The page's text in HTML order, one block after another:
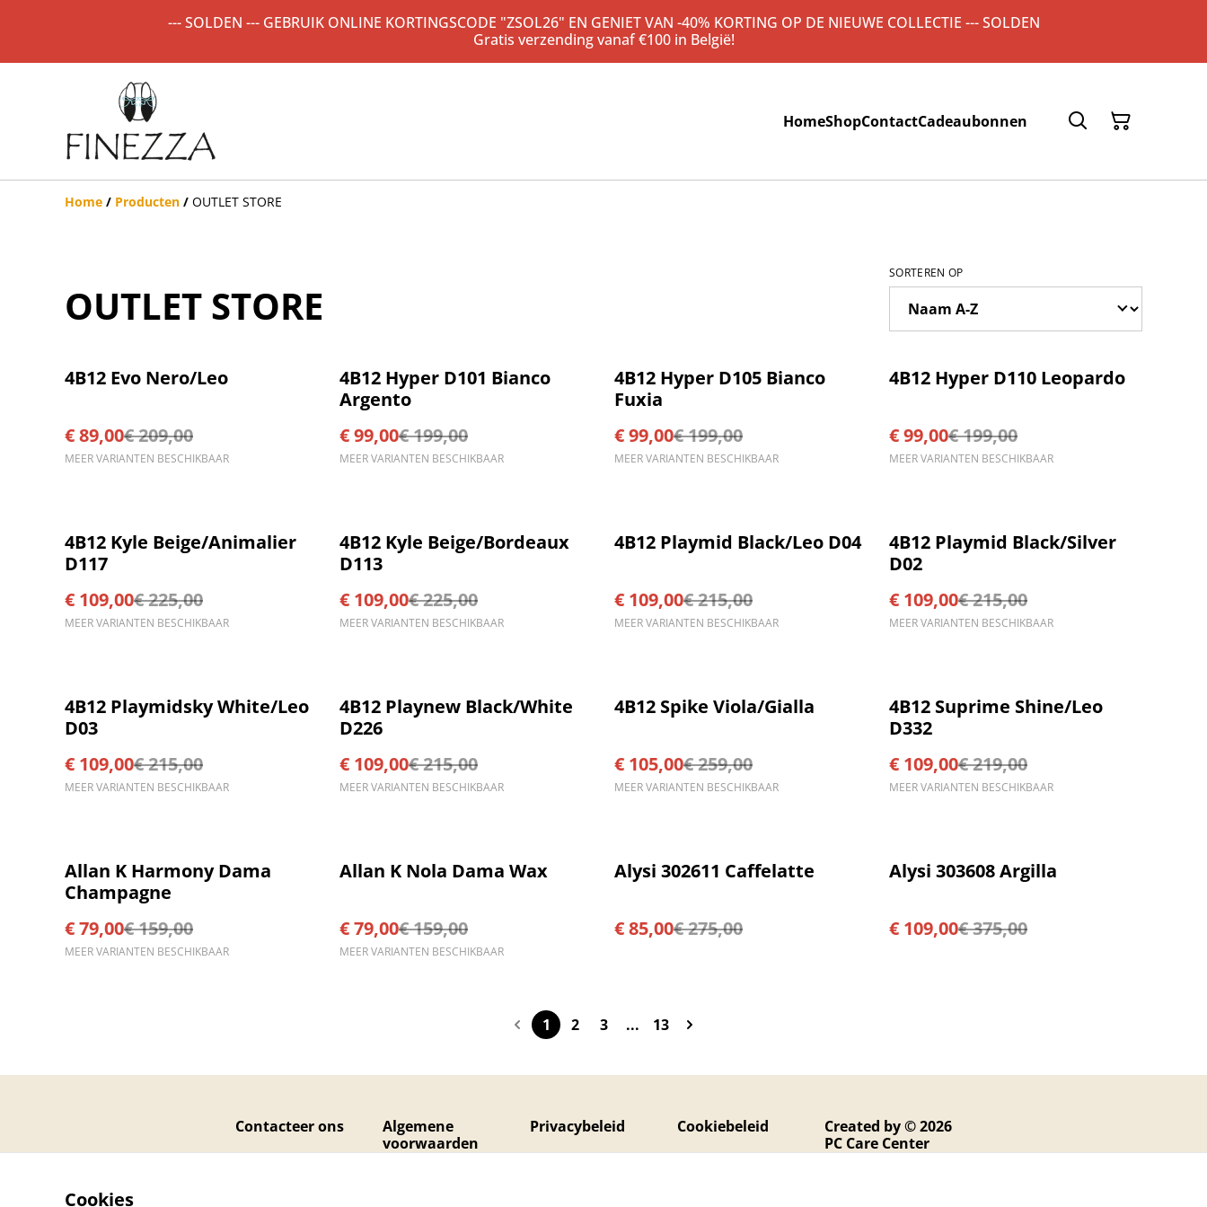
--- SOLDEN --- GEBRUIK ONLINE KORTINGSCODE "ZSOL26" EN GENIET VAN -40% KORTING OP DE NIEUWE COLLECTIE --- SOLDEN
Gratis verzending vanaf €100 in België!
HomeShopContactCadeaubonnen
Home / Producten / OUTLET STORE
OUTLET STORE
SORTEREN OP
%
4B12 Evo Nero/Leo
€ 89,00€ 209,00
MEER VARIANTEN BESCHIKBAAR
%
4B12 Hyper D101 Bianco
Argento
€ 99,00€ 199,00
MEER VARIANTEN BESCHIKBAAR
%
4B12 Hyper D105 Bianco
Fuxia
€ 99,00€ 199,00
MEER VARIANTEN BESCHIKBAAR
%
4B12 Hyper D110 Leopardo
€ 99,00€ 199,00
MEER VARIANTEN BESCHIKBAAR
%
4B12 Kyle Beige/Animalier
D117
€ 109,00€ 225,00
MEER VARIANTEN BESCHIKBAAR
%
4B12 Kyle Beige/Bordeaux
D113
€ 109,00€ 225,00
MEER VARIANTEN BESCHIKBAAR
%
4B12 Playmid Black/Leo D04
€ 109,00€ 215,00
MEER VARIANTEN BESCHIKBAAR
%
4B12 Playmid Black/Silver
D02
€ 109,00€ 215,00
MEER VARIANTEN BESCHIKBAAR
%
4B12 Playmidsky White/Leo
D03
€ 109,00€ 215,00
MEER VARIANTEN BESCHIKBAAR
%
4B12 Playnew Black/White
D226
€ 109,00€ 215,00
MEER VARIANTEN BESCHIKBAAR
%
4B12 Spike Viola/Gialla
€ 105,00€ 259,00
MEER VARIANTEN BESCHIKBAAR
%
4B12 Suprime Shine/Leo
D332
€ 109,00€ 219,00
MEER VARIANTEN BESCHIKBAAR
%
Allan K Harmony Dama
Champagne
€ 79,00€ 159,00
MEER VARIANTEN BESCHIKBAAR
%
Allan K Nola Dama Wax
€ 79,00€ 159,00
MEER VARIANTEN BESCHIKBAAR
%
Alysi 302611 Caffelatte
€ 85,00€ 275,00
%
Alysi 303608 Argilla
€ 109,00€ 375,00
1 2 3 ... 13
Contacteer ons
Algemene
voorwaarden
Privacybeleid Cookiebeleid
Created by © 2026
PC Care Center
Cookies